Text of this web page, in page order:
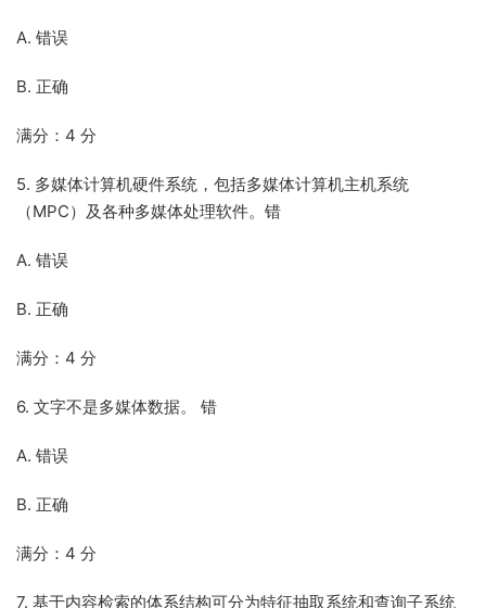
A. 错误
B. 正确
满分：4 分
5. 多媒体计算机硬件系统，包括多媒体计算机主机系统
（MPC）及各种多媒体处理软件。错
A. 错误
B. 正确
满分：4 分
6. 文字不是多媒体数据。 错
A. 错误
B. 正确
满分：4 分
7. 基于内容检索的体系结构可分为特征抽取系统和查询子系统